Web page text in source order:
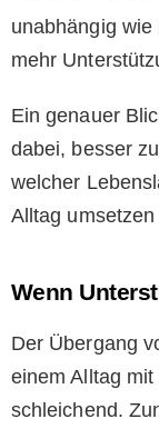
unabhängig
mehr
Ein genauer
dabei, besser
welcher
Alltag
Wenn
Der Übergang
einem Alltag
schleichend.